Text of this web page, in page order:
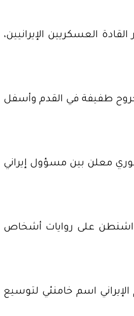
العسكريين الإيرانيين،
طفيفة في القدم وأسفل
معلن بين مسؤول إيراني
واشنطن على روايات أشخاص
اسم خامنئي لتوسيع